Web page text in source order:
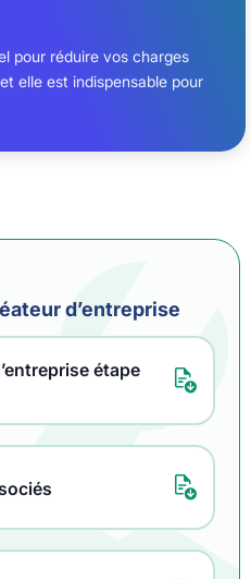
pour réduire vos charges
elle est indispensable pour
d’entreprise
étape